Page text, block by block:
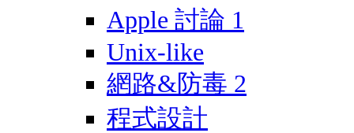
Apple 討論 1
Unix-like
網路&防毒 2
程式設計